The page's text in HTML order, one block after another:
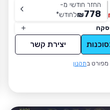
החזר חודשי מ-
778
₪לחודש*
יצירת קשר
מפורט בתקנון